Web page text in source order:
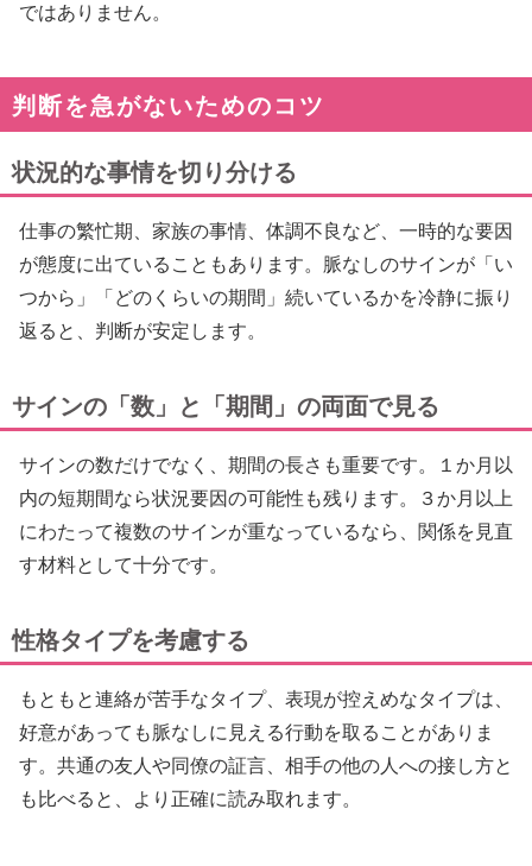
ではありません。
判断を急がないためのコツ
状況的な事情を切り分ける
仕事の繁忙期、家族の事情、体調不良など、一時的な要因
が態度に出ていることもあります。脈なしのサインが「い
つから」「どのくらいの期間」続いているかを冷静に振り
返ると、判断が安定します。
サインの「数」と「期間」の両面で見る
サインの数だけでなく、期間の長さも重要です。１か月以
内の短期間なら状況要因の可能性も残ります。３か月以上
にわたって複数のサインが重なっているなら、関係を見直
す材料として十分です。
性格タイプを考慮する
もともと連絡が苦手なタイプ、表現が控えめなタイプは、
好意があっても脈なしに見える行動を取ることがありま
す。共通の友人や同僚の証言、相手の他の人への接し方と
も比べると、より正確に読み取れます。